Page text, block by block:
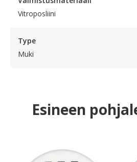
Vitroposliini
Type
Muki
Esineen